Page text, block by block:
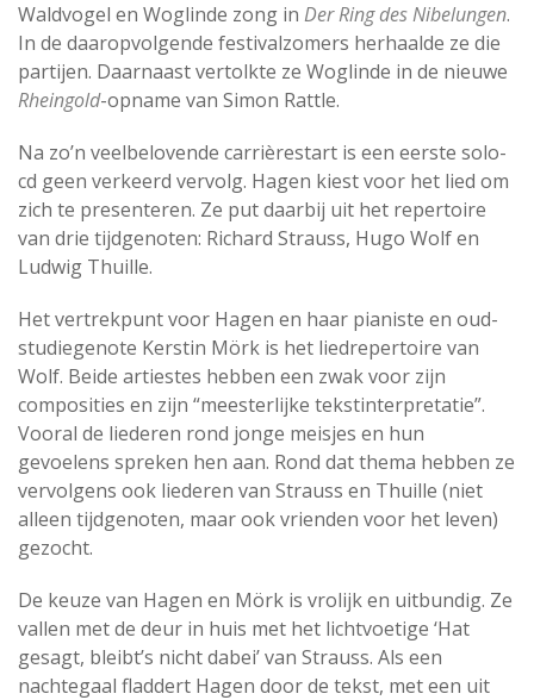
Waldvogel en Woglinde zong in Der Ring des Nibelungen.
In de daaropvolgende festivalzomers herhaalde ze die
partijen. Daarnaast vertolkte ze Woglinde in de nieuwe
Rheingold-opname van Simon Rattle.
Na zo’n veelbelovende carrièrestart is een eerste solo-
cd geen verkeerd vervolg. Hagen kiest voor het lied om
zich te presenteren. Ze put daarbij uit het repertoire
van drie tijdgenoten: Richard Strauss, Hugo Wolf en
Ludwig Thuille.
Het vertrekpunt voor Hagen en haar pianiste en oud-
studiegenote Kerstin Mörk is het liedrepertoire van
Wolf. Beide artiestes hebben een zwak voor zijn
composities en zijn “meesterlijke tekstinterpretatie”.
Vooral de liederen rond jonge meisjes en hun
gevoelens spreken hen aan. Rond dat thema hebben ze
vervolgens ook liederen van Strauss en Thuille (niet
alleen tijdgenoten, maar ook vrienden voor het leven)
gezocht.
De keuze van Hagen en Mörk is vrolijk en uitbundig. Ze
vallen met de deur in huis met het lichtvoetige ‘Hat
gesagt, bleibt’s nicht dabei’ van Strauss. Als een
nachtegaal fladdert Hagen door de tekst, met een uit